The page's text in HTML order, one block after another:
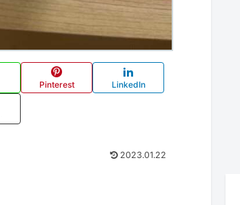
Pinterest LinkedIn
2023.01.22